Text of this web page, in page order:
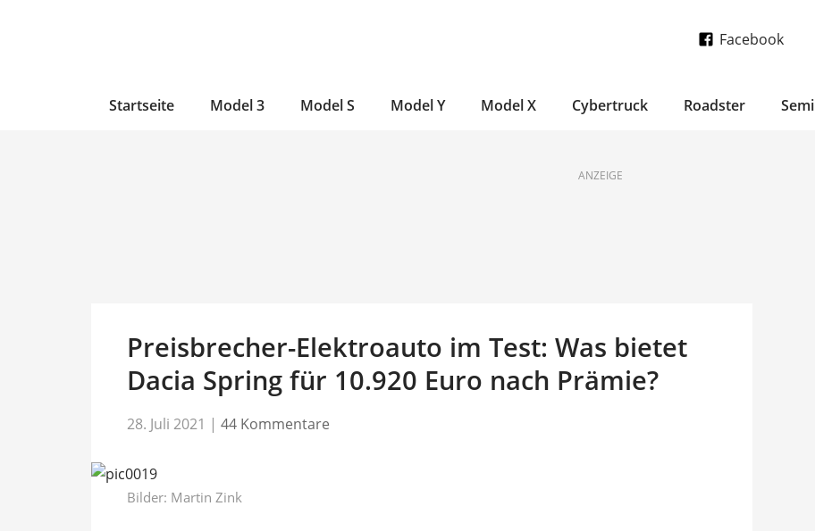
Facebook
Startseite Model 3 Model S Model Y Model X Cybertruck Roadster Semi
ANZEIGE
Preisbrecher-Elektroauto im Test: Was bietet
Dacia Spring für 10.920 Euro nach Prämie?
28. Juli 2021 | 44 Kommentare
Bilder: Martin Zink